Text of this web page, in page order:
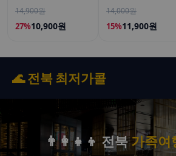
14,900원
27%10,900원
14,000원
15%11,900원
🌊 전북 최저가콜
👨‍👩‍👧‍👦 전북가족여